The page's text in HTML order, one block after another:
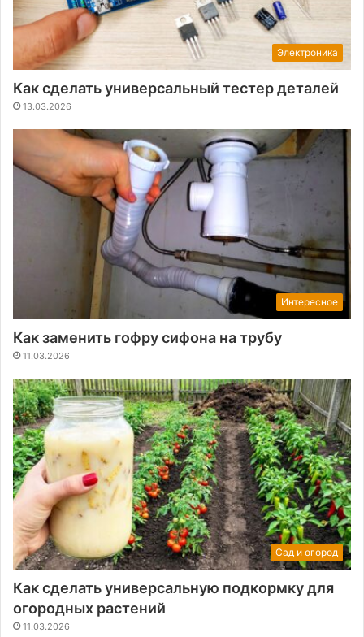
Электроника
Как сделать универсальный тестер деталей
13.03.2026
Интересное
Как заменить гофру сифона на трубу
11.03.2026
Сад и огород
Как сделать универсальную подкормку для
огородных растений
11.03.2026